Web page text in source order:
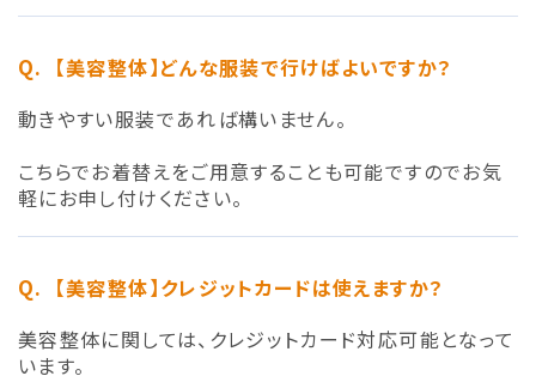
【美容整体】どんな服装で行けばよいですか？
動きやすい服装であれば構いません。
こちらでお着替えをご用意することも可能ですのでお気
軽にお申し付けください。
【美容整体】クレジットカードは使えますか？
美容整体に関しては、クレジットカード対応可能となって
います。